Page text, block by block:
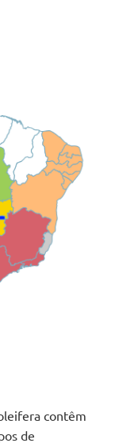
contêm
de